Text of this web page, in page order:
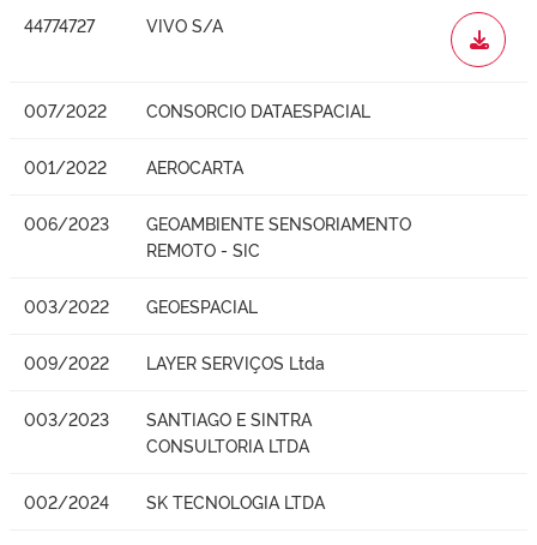
44774727 VIVO S/A
WORD
007/2022 CONSORCIO DATAESPACIAL
001/2022 AEROCARTA
006/2023
GEOAMBIENTE SENSORIAMENTO
REMOTO - SIC
003/2022 GEOESPACIAL
009/2022 LAYER SERVIÇOS Ltda
003/2023
SANTIAGO E SINTRA
CONSULTORIA LTDA
002/2024 SK TECNOLOGIA LTDA